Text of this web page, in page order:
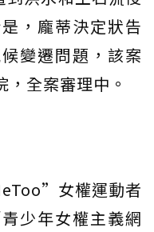
，龐蒂決定狀告
變遷問題，該案
全案審理中。
女權運動者
少年女權主義網